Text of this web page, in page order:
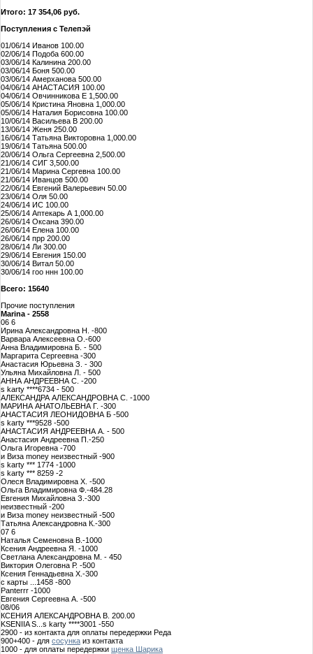
Итого: 17 354,06 руб.
Поступления с Телепэй
01/06/14 Иванов 100.00
02/06/14 Подоба 600.00
03/06/14 Калинина 200.00
03/06/14 Боня 500.00
03/06/14 Амерханова 500.00
04/06/14 АНАСТАСИЯ 100.00
04/06/14 Овчинникова Е 1,500.00
05/06/14 Кристина Яновна 1,000.00
05/06/14 Наталия Борисовна 100.00
10/06/14 Васильева В 200.00
13/06/14 Женя 250.00
16/06/14 Татьяна Викторовна 1,000.00
19/06/14 Татьяна 500.00
20/06/14 Ольга Сергеевна 2,500.00
21/06/14 СИГ 3,500.00
21/06/14 Марина Сергевна 100.00
21/06/14 Иванцов 500.00
22/06/14 Евгений Валерьевич 50.00
23/06/14 Оля 50.00
24/06/14 ИС 100.00
25/06/14 Аптекарь А 1,000.00
26/06/14 Оксана 390.00
26/06/14 Елена 100.00
26/06/14 прр 200.00
28/06/14 Ли 300.00
29/06/14 Евгения 150.00
30/06/14 Витал 50.00
30/06/14 гоо ннн 100.00
Всего: 15640
Прочие поступления
Marina - 2558
06 6
Ирина Александровна Н. -800
Варвара Алексеевна О.-600
Анна Владимировна Б. - 500
Маргарита Сергеевна -300
Анастасия Юрьевна З. - 300
Ульяна Михайловна Л. - 500
АННА АНДРЕЕВНА С. -200
s karty ****6734 - 500
АЛЕКСАНДРА АЛЕКСАНДРОВНА С. -1000
МАРИНА АНАТОЛЬЕВНА Г. -300
АНАСТАСИЯ ЛЕОНИДОВНА Б -500
s karty ***9528 -500
АНАСТАСИЯ АНДРЕЕВНА А. - 500
Анастасия Андреевна П.-250
Ольга Игоревна -700
и Виза money неизвестный -900
s karty *** 1774 -1000
s karty *** 8259 -2
Олеся Владимировна Х. -500
Ольга Владимировна Ф.-484.28
Евгения Михайловна З.-300
неизвестный -200
и Виза money неизвестный -500
Татьяна Александровна К.-300
07 6
Наталья Семеновна В.-1000
Ксения Андреевна Я. -1000
Светлана Александровна М. - 450
Виктория Олеговна Р. -500
Ксения Геннадьевна Х.-300
с карты ...1458 -800
Panterrr -1000
Евгения Сергеевна А. -500
08/06
КСЕНИЯ АЛЕКСАНДРОВНА В. 200.00
KSENIIA S...s karty ****3001 -550
2900 - из контакта для оплаты передержки Реда
900+400 - для сосунка из контакта
1000 - для оплаты передержки щенка Шарика